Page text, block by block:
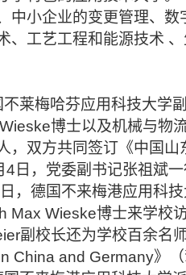
中小企业的变更管理、
、工艺工程和能源技术
莱梅哈芬应用科技大学
博士以及机械与物
，双方共同签订《中国
日，党委副书记张祖斌
，德国不来梅港应用科
Max Wieske博士来学校
副校长还为学校百余名
China and Germany》